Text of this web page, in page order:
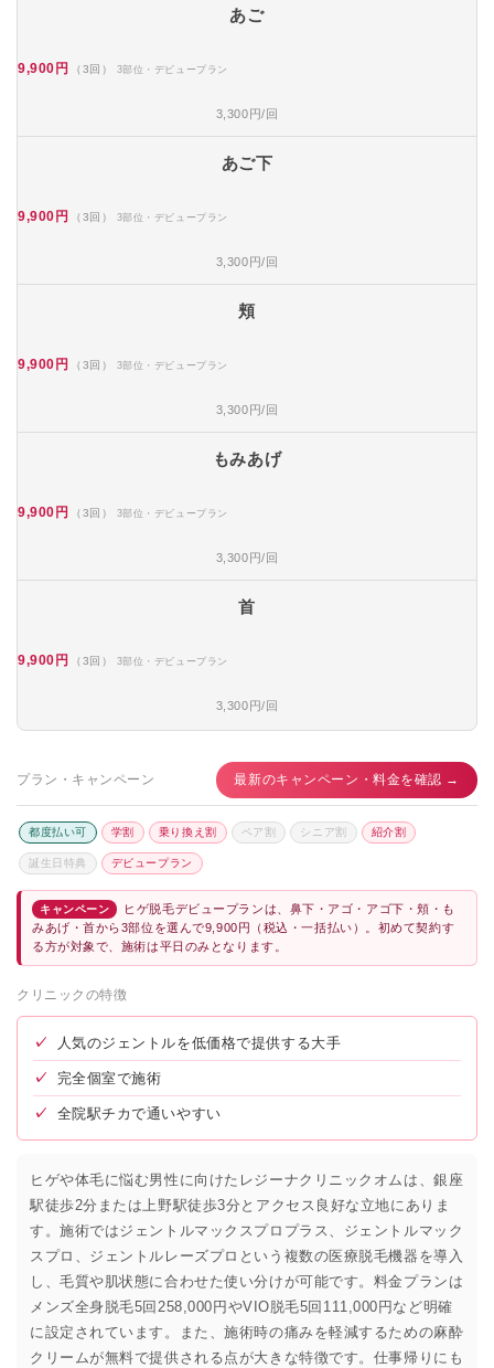
あご
9,900円 （3回） 3部位・デビュープラン
3,300円/回
あご下
9,900円 （3回） 3部位・デビュープラン
3,300円/回
頬
9,900円 （3回） 3部位・デビュープラン
3,300円/回
もみあげ
9,900円 （3回） 3部位・デビュープラン
3,300円/回
首
9,900円 （3回） 3部位・デビュープラン
3,300円/回
プラン・キャンペーン 最新のキャンペーン・料金を確認 →
都度払い可 学割 乗り換え割 ペア割 シニア割 紹介割
誕生日特典 デビュープラン
キャンペーン
ヒゲ脱毛デビュープランは、鼻下・アゴ・アゴ下・頬・も
みあげ・首から3部位を選んで9,900円（税込・一括払い）。初めて契約す
る方が対象で、施術は平日のみとなります。
クリニックの特徴
✓ 人気のジェントルを低価格で提供する大手
✓ 完全個室で施術
✓ 全院駅チカで通いやすい
ヒゲや体毛に悩む男性に向けたレジーナクリニックオムは、銀座
駅徒歩2分または上野駅徒歩3分とアクセス良好な立地にありま
す。施術ではジェントルマックスプロプラス、ジェントルマック
スプロ、ジェントルレーズプロという複数の医療脱毛機器を導入
し、毛質や肌状態に合わせた使い分けが可能です。料金プランは
メンズ全身脱毛5回258,000円やVIO脱毛5回111,000円など明確
に設定されています。また、施術時の痛みを軽減するための麻酔
クリームが無料で提供される点が大きな特徴です。仕事帰りにも